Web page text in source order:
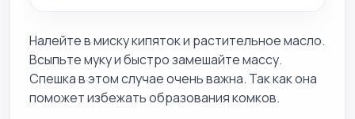
Налейте в миску кипяток и растительное масло.
Всыпьте муку и быстро замешайте массу.
Спешка в этом случае очень важна. Так как она
поможет избежать образования комков.